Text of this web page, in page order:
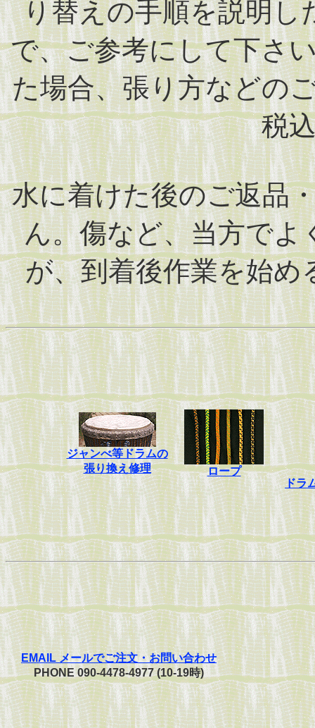
り替えの手順を説明し
で、ご参考にして下さ
た場合、張り方などの
税
水に着けた後のご返品
ん。傷など、当方で
が、到着後作業を始
ジャンべ等ドラムの
張り換え修理
ロープ
ドラ
EMAIL メールでご注文・お問い合わせ
PHONE 090-4478-4977 (10-19時)